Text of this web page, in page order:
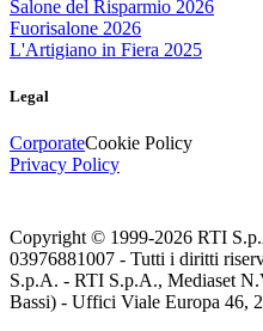
Salone del Risparmio 2026
Fuorisalone 2026
L'Artigiano in Fiera 2025
Legal
CorporateCookie Policy
Privacy Policy
Copyright © 1999-2026 RTI
03976881007 - Tutti i diritti
S.p.A. - RTI S.p.A., Mediaset
Bassi) - Uffici Viale Europa 46,